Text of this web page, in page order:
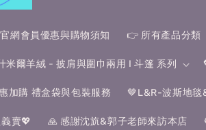
網會員優惠與購物須知 👉 所有產品分類
米爾羊絨 - 披肩與圍巾兩用 I 斗篷 系列
加購 禮盒袋與包裝服務 🤎L&R-波斯地毯
賣💖 🙏 感謝沈斻&郭子老師來訪本店